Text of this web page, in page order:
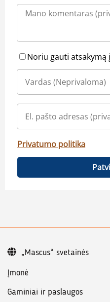
Noriu gauti atsakymą
Privatumo politika
Įmonė
Gaminiai ir paslaugos
„Mascus“ svetainės